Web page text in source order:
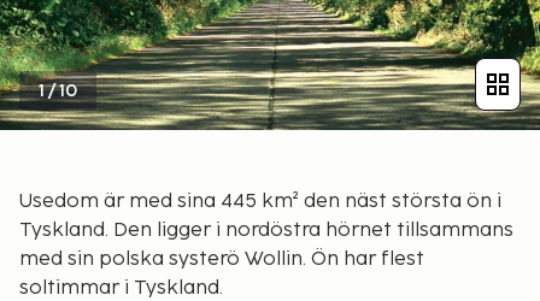
1/10
Usedom är med sina 445 km² den näst största ön i
Tyskland. Den ligger i nordöstra hörnet tillsammans
med sin polska systerö Wollin. Ön har flest
soltimmar i Tyskland.